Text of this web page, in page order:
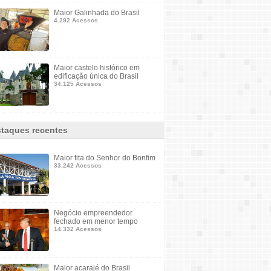
Maior Galinhada do Brasil
4.292 Acessos
Maior castelo histórico em
edificação única do Brasil
34.125 Acessos
recentes
Maior fita do Senhor do Bonfim
33.242 Acessos
Negócio empreendedor
fechado em menor tempo
14.332 Acessos
Maior acarajé do Brasil